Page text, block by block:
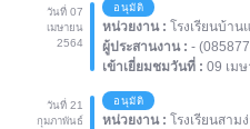
วันที่ 07
เมษายน
2564
อนุมัติ
หน่วยงาน : โรงเรียนบ้า
ผู้ประสานงาน : -
เข้าเยี่ยมชมวันที่ : 09 เม
วันที่ 21
กุมภาพันธ์
อนุมัติ
หน่วยงาน : โรงเรียนสา